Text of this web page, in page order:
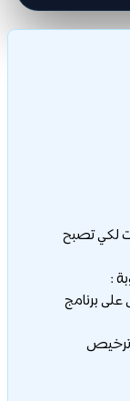
إليك 3 خطوات لكي تصبح
:
على برنامج
ترخيص